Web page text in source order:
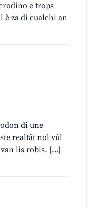
e trops
è za di cualchi an
di une
realtât nol vûl
van lis robis. […]